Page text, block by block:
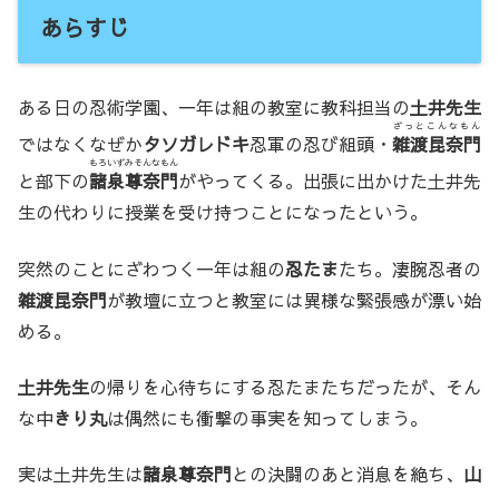
あらすじ
ある日の忍術学園、一年は組の教室に教科担当の土井先生
ではなくなぜかタソガレドキ忍軍の忍び組頭・ 雑渡昆奈門
ざっとこんなもん
と部下の諸泉尊奈門
もろいずみそんなもん
がやってくる。出張に出かけた土井先
生の代わりに授業を受け持つことになったという。
突然のことにざわつく一年は組の忍たまたち。凄腕忍者の
雑渡昆奈門が教壇に立つと教室には異様な緊張感が漂い始
める。
土井先生の帰りを心待ちにする忍たまたちだったが、そん
な中きり丸は偶然にも衝撃の事実を知ってしまう。
実は土井先生は諸泉尊奈門との決闘のあと消息を絶ち、 山